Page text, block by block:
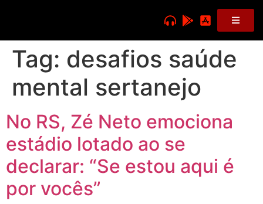
Tag: desafios saúde
mental sertanejo
No RS, Zé Neto emociona
estádio lotado ao se
declarar: “Se estou aqui é
por vocês”